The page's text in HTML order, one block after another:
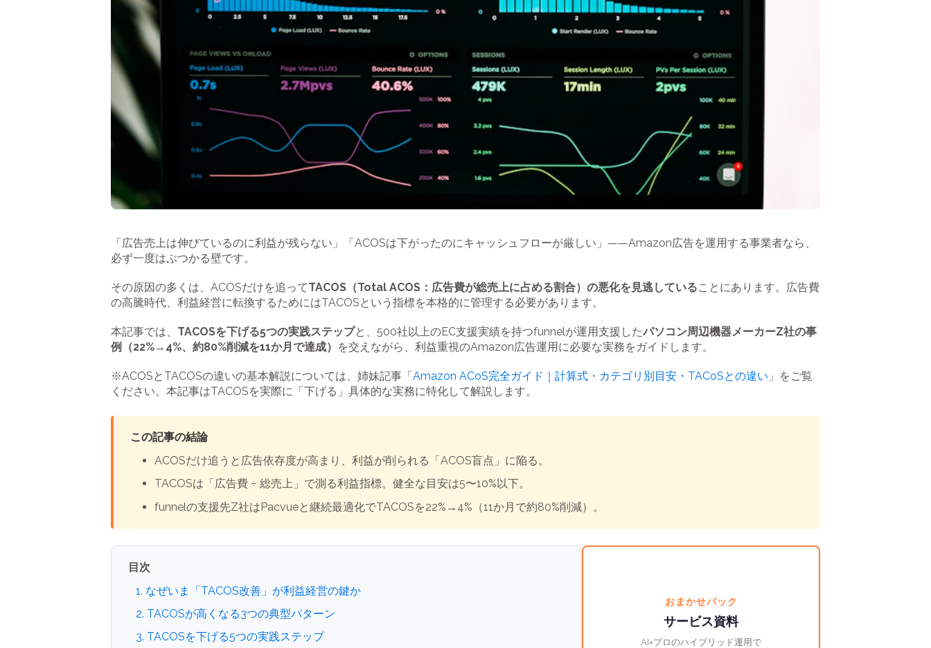
「広告売上は伸びているのに利益が残らない」「ACOSは下がったのにキャッシュフローが厳しい」――Amazon広告を運用する事業者なら、
必ず一度はぶつかる壁です。
その原因の多くは、ACOSだけを追ってTACOS（Total ACOS：広告費が総売上に占める割合）の悪化を見逃していることにあります。広告費
の高騰時代、利益経営に転換するためにはTACOSという指標を本格的に管理する必要があります。
本記事では、 TACOSを下げる5つの実践ステップと、500社以上のEC支援実績を持つfunnelが運用支援したパソコン周辺機器メーカーZ社の事
例（22%→4%、約80%削減を11か月で達成） を交えながら、利益重視のAmazon広告運用に必要な実務をガイドします。
※ACOSとTACOSの違いの基本解説については、姉妹記事「 Amazon ACoS完全ガイド｜計算式・カテゴリ別目安・TACoSとの違い 」をご覧
ください。本記事はTACOSを実際に「下げる」具体的な実務に特化して解説します。
この記事の結論
ACOSだけ追うと広告依存度が高まり、利益が削られる「ACOS盲点」に陥る。
TACOSは「広告費 ÷ 総売上」で測る利益指標。健全な目安は5〜10%以下。
funnelの支援先Z社はPacvueと継続最適化でTACOSを22%→4%（11か月で約80%削減）。
目次
1. なぜいま「TACOS改善」が利益経営の鍵か
2. TACOSが高くなる3つの典型パターン
3. TACOSを下げる5つの実践ステップ
おまかせパック
サービス資料
AI×プロのハイブリッド運用で